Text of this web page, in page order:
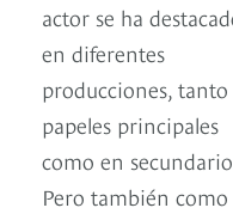
actor se ha
en diferentes
producciones, tanto
papeles principales
como en
Pero también como